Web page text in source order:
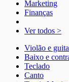
Marketing
Finanças
Ver todos >
Violão e
Baixo e
Teclado
Canto